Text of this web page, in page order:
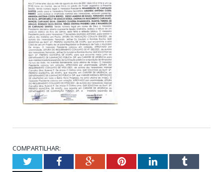
COMPARTILHAR:
TwitterFacebookGoogle+PinterestLinkedInTumblr